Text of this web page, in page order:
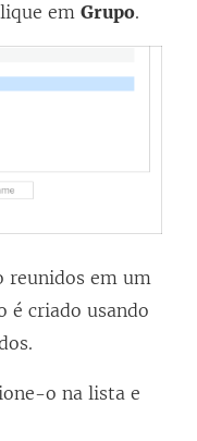
em Grupo.
reunidos em um
é criado usando
o na lista e